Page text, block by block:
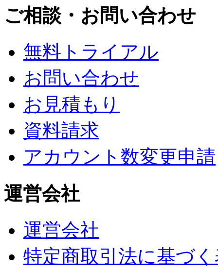
ご相談・お問い合わせ
無料トライアル
お問い合わせ
お見積もり
資料請求
アカウント数変更申請
運営会社
運営会社
特定商取引法に基づ